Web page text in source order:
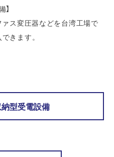
】
ス変圧器などを台湾工場で
きます。
型受電設備